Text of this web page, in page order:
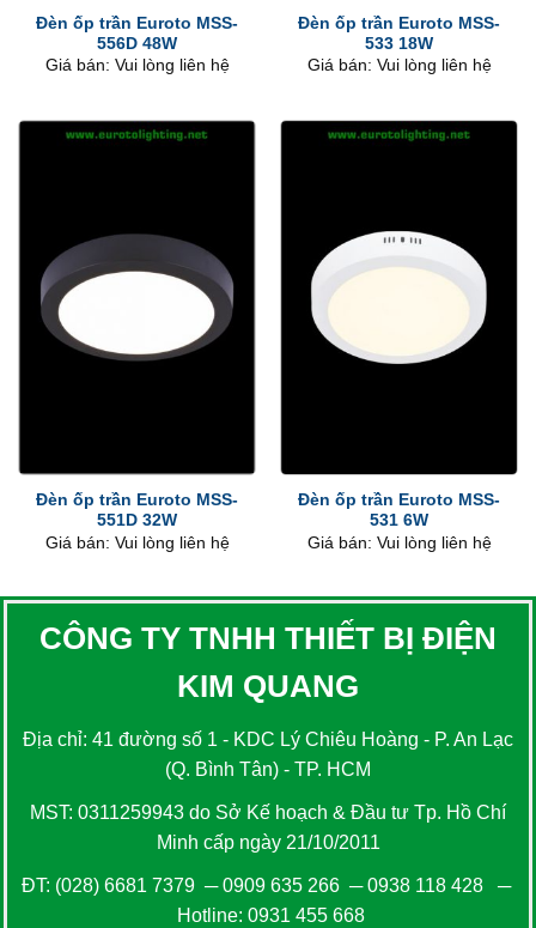
Đèn ốp trần Euroto MSS-
556D 48W
Giá bán: Vui lòng liên hệ
Đèn ốp trần Euroto MSS-
533 18W
Giá bán: Vui lòng liên hệ
Đèn ốp trần Euroto MSS-
551D 32W
Giá bán: Vui lòng liên hệ
Đèn ốp trần Euroto MSS-
531 6W
Giá bán: Vui lòng liên hệ
CÔNG TY TNHH THIẾT BỊ ĐIỆN
KIM QUANG
Địa chỉ: 41 đường số 1 - KDC Lý Chiêu Hoàng - P. An Lạc
(Q. Bình Tân) - TP. HCM
MST: 0311259943 do Sở Kế hoạch & Đầu tư Tp. Hồ Chí
Minh cấp ngày 21/10/2011
ĐT: (028) 6681 7379 ─0909 635 266─0938 118 428─
Hotline: 0931 455 668